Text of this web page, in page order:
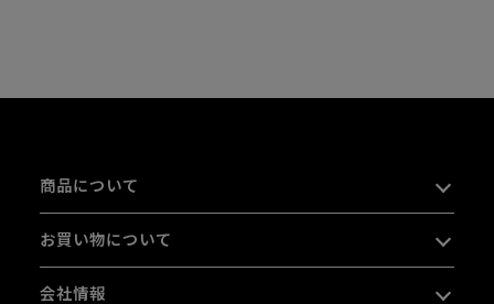
商品について
お買い物について
会社情報